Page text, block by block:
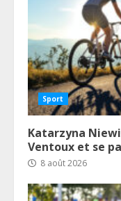
Sport
Katarzyna
Ventoux et se
8 août 2026